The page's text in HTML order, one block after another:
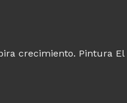
crecimiento. Pintura El